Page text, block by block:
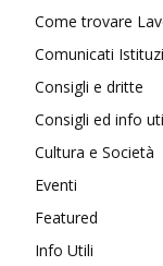
Come trovare
Comunicati
Consigli e dritte
Consigli ed info
Cultura e Società
Eventi
Featured
Info Utili